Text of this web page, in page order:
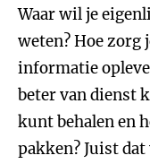
Waar wil je
weten? Hoe zorg
informatie
beter van dienst
kunt behalen en
pakken? Juist